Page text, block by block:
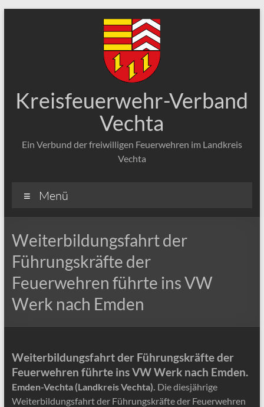
Kreisfeuerwehr-Verband
Vechta
Ein Verbund der freiwilligen Feuerwehren im Landkreis
Vechta
Menü
Weiterbildungsfahrt der
Führungskräfte der
Feuerwehren führte ins VW
Werk nach Emden
Weiterbildungsfahrt der Führungskräfte der
Feuerwehren führte ins VW Werk nach Emden.
Emden-Vechta (Landkreis Vechta). Die diesjährige
Weiterbildungsfahrt der Führungskräfte der Feuerwehren